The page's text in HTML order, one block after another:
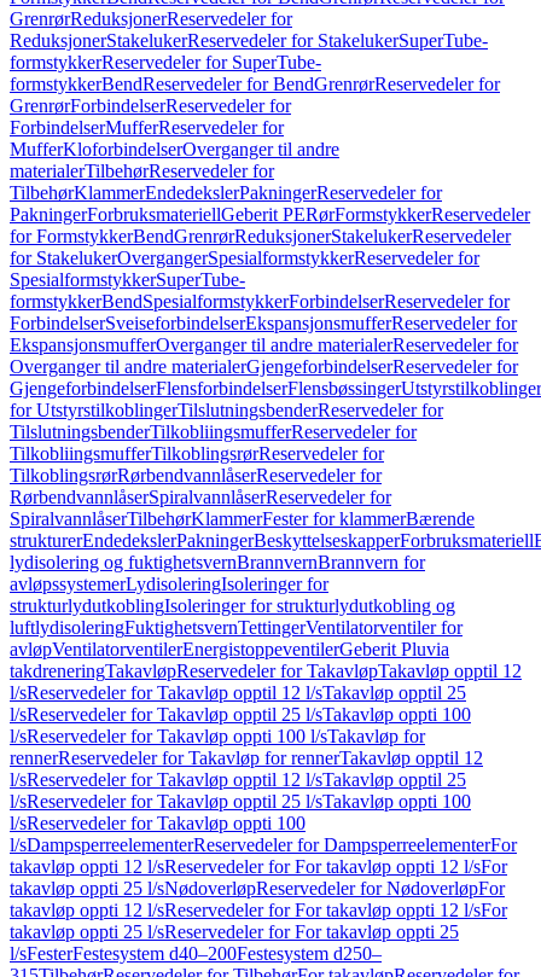
GrenrørReduksjonerReservedeler for
ReduksjonerStakelukerReservedeler for StakelukerSuperTube-
formstykkerReservedeler for SuperTube-
formstykkerBendReservedeler for BendGrenrørReservedeler for
GrenrørForbindelserReservedeler for
ForbindelserMufferReservedeler for
MufferKloforbindelserOverganger til andre
materialerTilbehørReservedeler for
TilbehørKlammerEndedekslerPakningerReservedeler for
PakningerForbruksmateriellGeberit PERørFormstykkerReservedeler
for FormstykkerBendGrenrørReduksjonerStakelukerReservedeler
for StakelukerOvergangerSpesialformstykkerReservedeler for
SpesialformstykkerSuperTube-
formstykkerBendSpesialformstykkerForbindelserReservedeler for
ForbindelserSveiseforbindelserEkspansjonsmufferReservedeler for
EkspansjonsmufferOverganger til andre materialerReservedeler for
Overganger til andre materialerGjengeforbindelserReservedeler for
GjengeforbindelserFlensforbindelserFlensbøssingerUtstyrstilkoblinger
for UtstyrstilkoblingerTilslutningsbenderReservedeler for
TilslutningsbenderTilkobliingsmufferReservedeler for
TilkobliingsmufferTilkoblingsrørReservedeler for
TilkoblingsrørRørbendvannlåserReservedeler for
RørbendvannlåserSpiralvannlåserReservedeler for
SpiralvannlåserTilbehørKlammerFester for klammerBærende
strukturerEndedekslerPakningerBeskyttelseskapperForbruksmateriell
lydisolering og fuktighetsvernBrannvernBrannvern for
avløpssystemerLydisoleringIsoleringer for
strukturlydutkoblingIsoleringer for strukturlydutkobling og
luftlydisoleringFuktighetsvernTettingerVentilatorventiler for
avløpVentilatorventilerEnergistoppeventilerGeberit Pluvia
takdreneringTakavløpReservedeler for TakavløpTakavløp opptil 12
l/sReservedeler for Takavløp opptil 12 l/sTakavløp opptil 25
l/sReservedeler for Takavløp opptil 25 l/sTakavløp oppti 100
l/sReservedeler for Takavløp oppti 100 l/sTakavløp for
rennerReservedeler for Takavløp for rennerTakavløp opptil 12
l/sReservedeler for Takavløp opptil 12 l/sTakavløp opptil 25
l/sReservedeler for Takavløp opptil 25 l/sTakavløp oppti 100
l/sReservedeler for Takavløp oppti 100
l/sDampsperreelementerReservedeler for DampsperreelementerFor
takavløp oppti 12 l/sReservedeler for For takavløp oppti 12 l/sFor
takavløp oppti 25 l/sNødoverløpReservedeler for NødoverløpFor
takavløp oppti 12 l/sReservedeler for For takavløp oppti 12 l/sFor
takavløp oppti 25 l/sReservedeler for For takavløp oppti 25
l/sFesterFestesystem d40–200Festesystem d250–